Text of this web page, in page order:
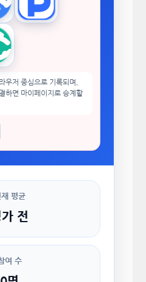
TokenPocket
우저 중심으로 기록되며,
하면 마이페이지로 승계할
재 평균
전
여 수